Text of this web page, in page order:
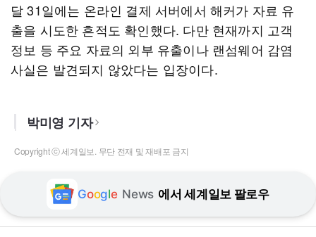
달 31일에는 온라인 결제 서버에서 해커가 자료 유
출을 시도한 흔적도 확인했다. 다만 현재까지 고객
정보 등 주요 자료의 외부 유출이나 랜섬웨어 감염
사실은 발견되지 않았다는 입장이다.
박미영 기자
Copyright ⓒ 세계일보. 무단 전재 및 재배포 금지
Google News 에서 세계일보 팔로우